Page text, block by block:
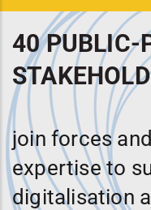
40 PUBLIC-
join forces
expertise to
digitalisation